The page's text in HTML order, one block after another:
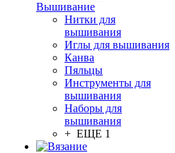
Вышивание
Нитки для
вышивания
Иглы для вышивания
Канва
Пяльцы
Инструменты для
вышивания
Наборы для
вышивания
+ ЕЩЕ 1